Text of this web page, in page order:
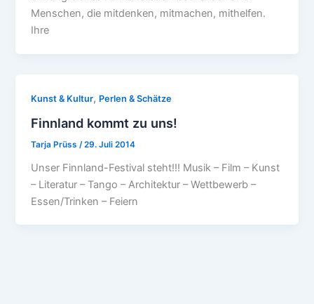
Menschen, die mitdenken, mitmachen, mithelfen.
Ihre
Kunst & Kultur, Perlen & Schätze
Finnland kommt zu uns!
Tarja Prüss /29. Juli 2014
Unser Finnland-Festival steht!!! Musik – Film – Kunst
– Literatur – Tango – Architektur – Wettbewerb –
Essen/Trinken – Feiern